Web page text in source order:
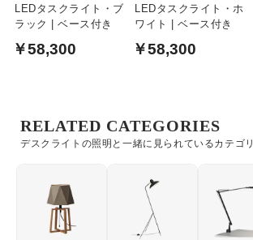
LEDタスクライト・ブ
ラック | ベース付き
￥58,300
LEDタスクライト・ホ
ワイト | ベース付き
￥58,300
デスクライトの照明と一緒に見られているカテゴリ
RELATED CATEGORIES